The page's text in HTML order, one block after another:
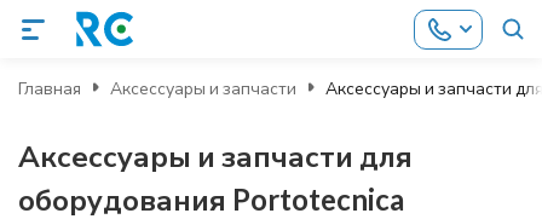
Главная Аксессуары и запчасти Аксессуары и запчасти
Аксессуары и запчасти для
оборудования Portotecnica